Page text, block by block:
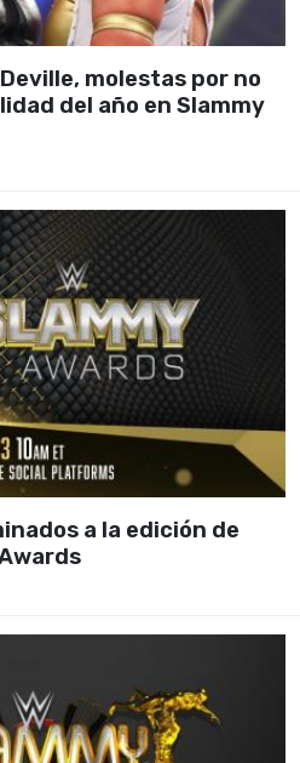
molestas por no
del año en Slammy
a la edición de